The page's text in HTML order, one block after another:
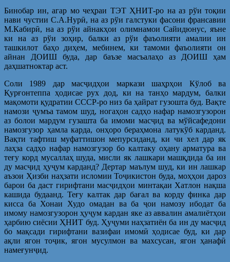
Бинобар ин, агар мо чеҳраи ТЭТ ҲНИТ-ро на аз рўи тоқии
нави чустии С.А.Нурӣ, на аз рўи галстуки фасони франсавии
М.Кабирӣ, на аз рўи айнакҳои олимнамои Сайидюнус, яъне
ки на аз рўи зоҳир, балки аз рўи фаъолияти амалии ин
ташкилот баҳо диҳем, мебинем, ки тамоми фаъолияти он
айнан ДОИШ буда, дар баъзе масъалаҳо аз ДОИШ ҳам
даҳшатноктар аст.
Соли 1989 дар масҷидҳои маркази шаҳрҳои Кўлоб ва
Қурғонтеппа ҳодисае рух дод, ки на танҳо мардум, балки
мақомоти қудратии СССР-ро низ ба ҳайрат гузошта буд. Вақте
намози ҷумъа тамом шуд, ногаҳон садҳо нафар намозгузорон
аз болои мардум гузашта ба имоми масҷид ва мўйсафедони
намозгузор ҳамла карда, онҳоро бераҳмона латукўб карданд.
Вақти тафтиш муфаттишон мепурсиданд, ки чи хел дар як
лаҳза садҳо нафар намозгузор бо калтаку оҳану арматура ва
теғу корд мусаллаҳ шуда, мисли як лашкари машқдида ба ин
ду масҷид ҳуҷум карданд? Дертар маълум шуд, ки ин лашкар
аъзои Ҳизби наҳзати исломии Тоҷикистон буда, моҳҳои дароз
барои ба даст гирифтани масҷидҳои минтақаи Хатлон нақша
кашида будаанд. Теғу калтак дар бағал ва корду финка дар
кисса ба Хонаи Худо омадан ва ба ҷои намозу ибодат ба
имому намозгузорон ҳуҷум кардан яке аз аввалин амалиётҳои
ҳарбию сиёсии ҲНИТ буд. Ҳуҷуми наҳзатиён ба ин ду масҷид
бо мақсади гирифтани вазифаи имомӣ ҳодисае буд, ки дар
ақли ягон тоҷик, ягон мусулмон ва махсусан, ягон ҳанафӣ
намеғунҷид.